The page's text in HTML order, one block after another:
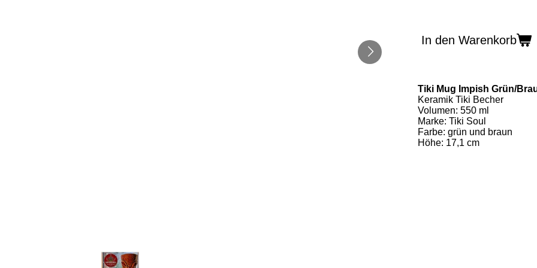
In den Warenkorb
Tiki Mug Impish Grün/
Keramik Tiki Becher
Volumen: 550 ml
Marke: Tiki Soul
Farbe: grün und braun
Höhe: 17,1 cm